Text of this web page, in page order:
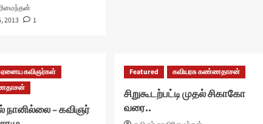
2013
1
ஏனைய கவிஞர்கள்
நானில்லை – கவிஞர்
Featured கவியரசு கண்ணதாசன்
சிறுகூடற்பட்டி முதல் சிகாகோ
வரை..